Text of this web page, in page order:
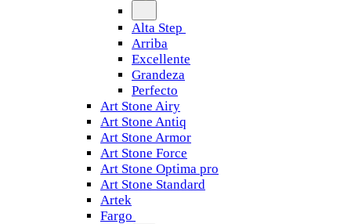
Alta Step
Arriba
Excellente
Grandeza
Perfecto
Art Stone Airy
Art Stone Antiq
Art Stone Armor
Art Stone Force
Art Stone Optima pro
Art Stone Standard
Artek
Fargo